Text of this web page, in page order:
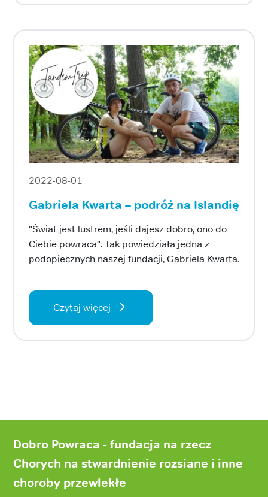
2022-08-01
Gabriela Kwarta – podróż na Islandię
"Świat jest lustrem, jeśli dajesz dobro, ono do
Ciebie powraca". Tak powiedziała jedna z
podopiecznych naszej fundacji, Gabriela Kwarta.
Czytaj więcej
stronyDobro Powraca - fundacja na rzecz
Chorych na stwardnienie rozsiane i inne
choroby przewlekłe